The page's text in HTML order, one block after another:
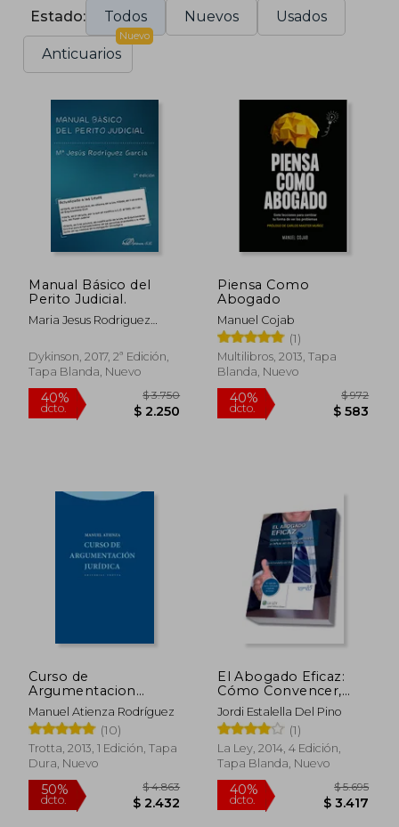
Estado: Todos Nuevos Usados
Anticuarios
Nuevo
Manual Básico del
Perito Judicial.
Maria Jesus Rodriguez
Dykinson, 2017, 2ª Edición,
Tapa Blanda, Nuevo
Piensa Como
Abogado
Manuel Cojab
(1)
Multilibros, 2013, Tapa
Blanda, Nuevo
40%
dcto.
Curso de
Argumentacion
Juridica
Manuel Atienza Rodríguez
(10)
Trotta, 2013, 1 Edición, Tapa
Dura, Nuevo
El Abogado Eficaz:
Cómo Convencer,
Persuadir e Influir en
los Juicios
Jordi Estalella Del Pino
(1)
La Ley, 2014, 4 Edición,
Tapa Blanda, Nuevo